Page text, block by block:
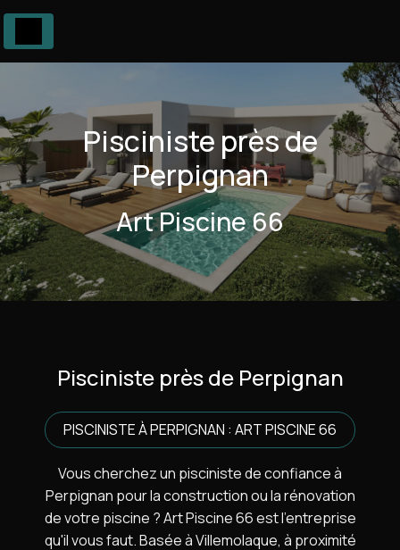
Pisciniste près de
Perpignan
Art Piscine 66
Pisciniste près de Perpignan
PISCINISTE À PERPIGNAN : ART PISCINE 66
Vous cherchez un pisciniste de confiance à
Perpignan pour la construction ou la rénovation
de votre piscine ? Art Piscine 66 est l'entreprise
qu'il vous faut. Basée à Villemolaque, à proximité
Panneau de gestion des cookies